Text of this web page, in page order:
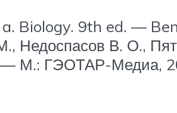
a. Biology. 9th ed. —
Недоспасов В. О.,
— М.: ГЭОТАР-Медиа,